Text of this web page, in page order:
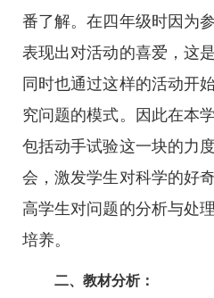
番了解。在四年级时因为
表现出对活动的喜爱，这
同时也通过这样的活动开
究问题的模式。因此在本
包括动手试验这一块的力
会，激发学生对科学的好
高学生对问题的分析与处
培养。
二、教材分析：